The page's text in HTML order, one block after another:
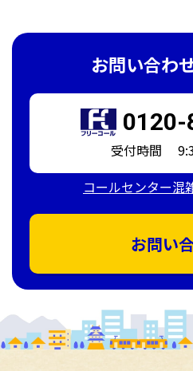
お問い合わ
0120-
受付時間
コールセンター混
お問い